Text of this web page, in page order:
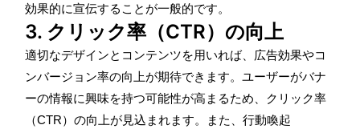
効果的に宣伝することが一般的です。
3. クリック率（CTR）の向上
適切なデザインとコンテンツを用いれば、広告効果やコ
ンバージョン率の向上が期待できます。ユーザーがバナ
ーの情報に興味を持つ可能性が高まるため、クリック率
（CTR）の向上が見込まれます。また、行動喚起